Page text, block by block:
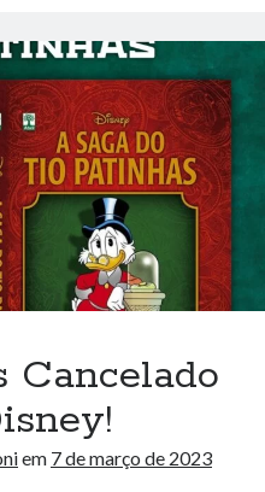
morrer
Guardiões
da
Galáxia
Vol.
Cancelado
em 7 de março de 2023